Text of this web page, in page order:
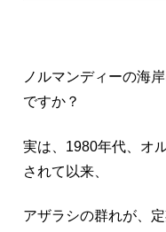
ノルマンディーの海
ですか？
実は、1980年代、オ
されて以来、
アザラシの群れが、